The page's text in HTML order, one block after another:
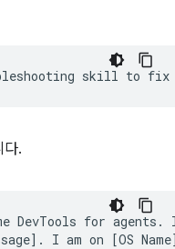
다.
DevTools for
I am on [OS